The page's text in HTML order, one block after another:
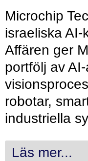
Microchip
israeliska
Affären ger
portfölj av
robotar,
industriella
Läs mer...